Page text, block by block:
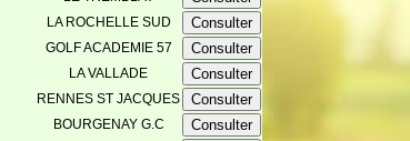
LA ROCHELLE SUD
GOLF ACADEMIE 57
LA VALLADE
RENNES ST JACQUES
BOURGENAY G.C